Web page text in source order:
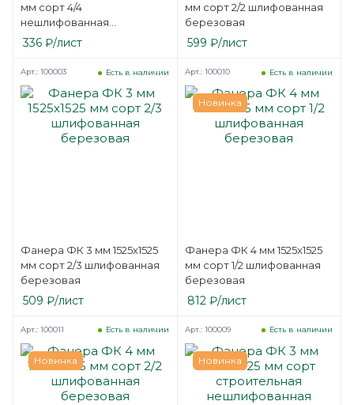
мм сорт 4/4
нешлифованная
березовая
336 ₽/лист
мм сорт 2/2 шлифованная
березовая
599 ₽/лист
Фанера ФК 3 мм 1525х1525
мм сорт 2/3 шлифованная
березовая
Есть в наличии
Арт.: 100003
509 ₽/лист
Новинка
Фанера ФК 4 мм 1525х1525
мм сорт 1/2 шлифованная
березовая
Есть в наличии
Арт.: 100010
812 ₽/лист
Новинка
Есть в наличии
Арт.: 100011
Новинка
Есть в наличии
Арт.: 100009